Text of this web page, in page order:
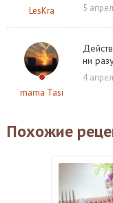
LesKra 5
mama Tasi
ни
4
Похожие